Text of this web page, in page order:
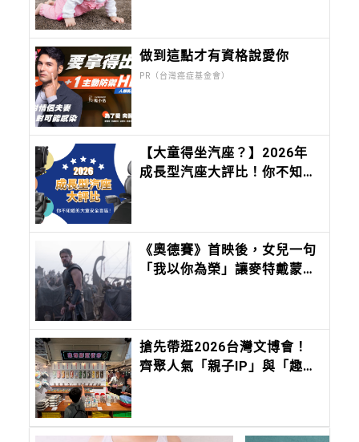
做到這點才有資格說愛你
PR（台灣癌症基金會）
【大童得坐汽座？】2026年
成長型汽座大評比！你不知道
《奧德賽》首映後，女兒一句
「我以你為榮」讓麥特戴蒙紅
搶先帶逛2026台灣文博會！
齊聚人氣「親子IP」與「趣味